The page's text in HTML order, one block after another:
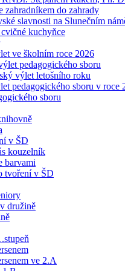
zahradníkem do zahrady
slavnosti na Slunečním
kuchyňce
ve školním roce 2026
pedagogického sboru
výlet letošního roku
pedagogického sboru v roce
sboru
v ŠD
kouzelník
barvami
tvoření v ŠD
družině
ve 2.A